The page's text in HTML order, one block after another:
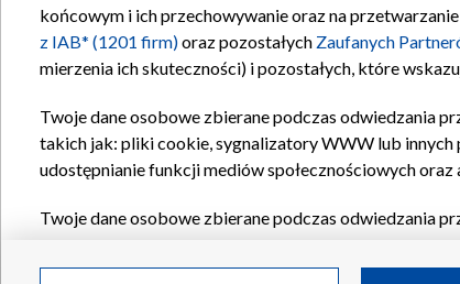
końcowym i ich przechowywanie oraz na
z IAB* (1201 firm)oraz pozostałych Zaufanych
mierzenia ich skuteczności) i pozostałych, które
Twoje dane osobowe zbierane podczas odwiedzania
takich jak: pliki cookie, sygnalizatory WWW lub innych
udostępnianie funkcji mediów społecznościowych oraz
Twoje dane osobowe zbierane podczas odwiedzania
Partnerów TVPdla realizacji następujących celów i